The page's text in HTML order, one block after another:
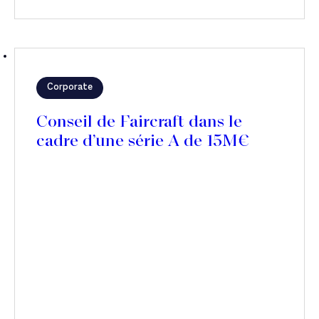
Corporate
Conseil de Faircraft dans le
cadre d’une série A de 15M€